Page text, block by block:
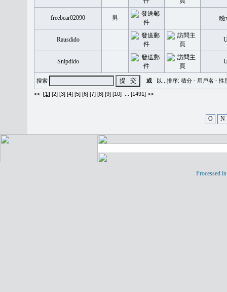
freebear02090 男
Rausdido
Snipdido
搜索 或 以...排序: 積分 - 用戶名 -性
<< [1] [2] [3] [4] [5] [6] [7] [8] [9] [10] [1491] >>
O N
Processed